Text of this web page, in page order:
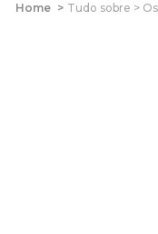
Home > Tudo sobre >